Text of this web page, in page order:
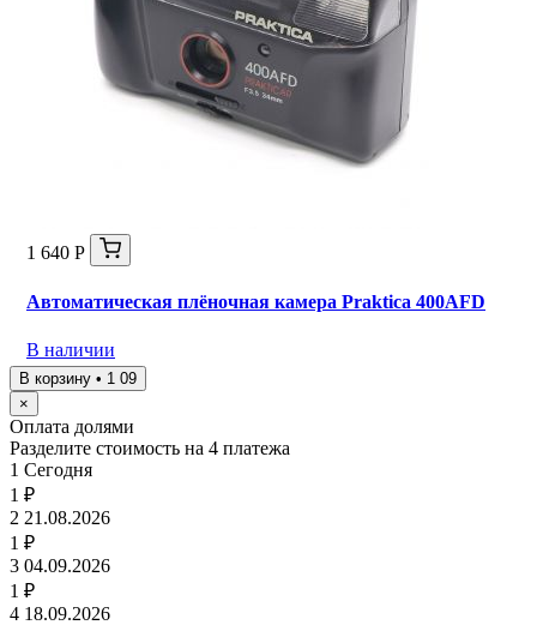
1 640 Р
Автоматическая плёночная камера Praktica 400AFD
В наличии
В корзину • 1 09
×
Оплата долями
Разделите стоимость на 4 платежа
1 Сегодня
1 ₽
2 21.08.2026
1 ₽
3 04.09.2026
1 ₽
4 18.09.2026